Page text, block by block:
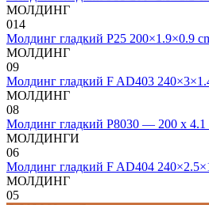
МОЛДИНГ
014
Молдинг гладкий P25 200×1.9×0.9
МОЛДИНГ
09
Молдинг гладкий F AD403
МОЛДИНГ
08
Молдинг гладкий P8030 — 200 x 4.1
МОЛДИНГИ
06
Молдинг гладкий F AD404
МОЛДИНГ
05